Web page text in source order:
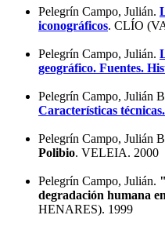
Pelegrín Campo, Julián.
iconográficos. CLÍO
Pelegrín Campo, Julián.
geográfico. Fuentes.
Pelegrín Campo, Julián
Características
Pelegrín Campo, Julián
Polibio. VELEIA. 2000
Pelegrín Campo, Julián.
degradación humana
HENARES). 1999